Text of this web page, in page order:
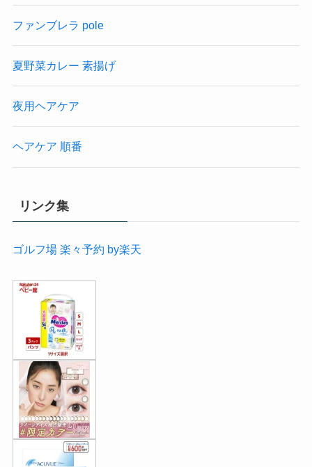
ファンブレラ pole
夏野菜カレー 素揚げ
夜用ヘアケア
ヘアケア 順番
リンク集
ゴルフ場 楽々予約 by楽天